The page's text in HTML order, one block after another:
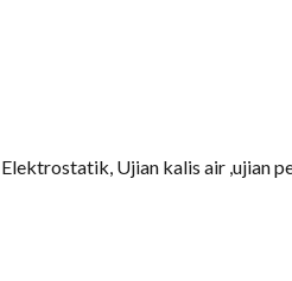
Ujian kalis air ,ujian